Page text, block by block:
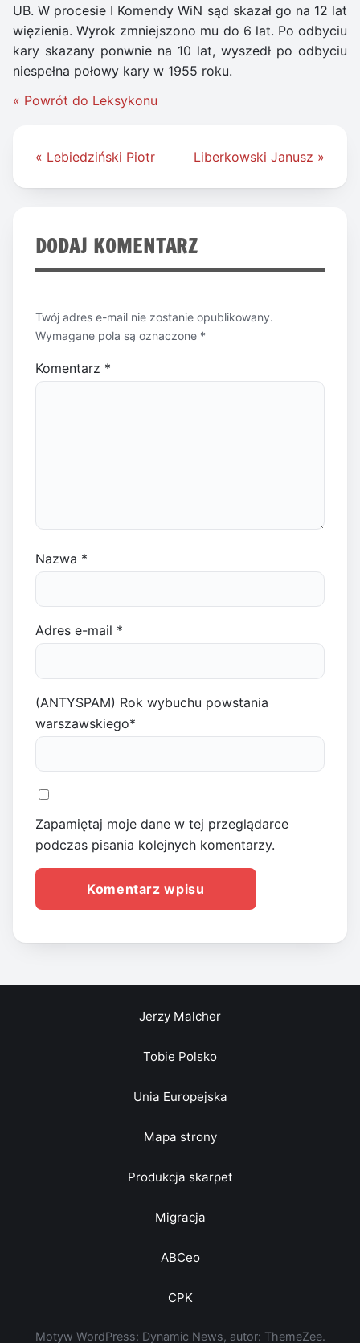
UB. W procesie I Komendy WiN sąd skazał go na 12 lat
więzienia. Wyrok zmniejszono mu do 6 lat. Po odbyciu
kary skazany ponwnie na 10 lat, wyszedł po odbyciu
niespełna połowy kary w 1955 roku.
« Powrót do Leksykonu
Nawigacja
« Lebiedziński Piotr Liberkowski Janusz »
DODAJ KOMENTARZ
Twój adres e-mail nie zostanie opublikowany.
Wymagane pola są oznaczone *
Komentarz *
Nazwa *
Adres e-mail *
(ANTYSPAM) Rok wybuchu powstania
warszawskiego*
Zapamiętaj moje dane w tej przeglądarce
podczas pisania kolejnych komentarzy.
Jerzy Malcher
Tobie Polsko
Unia Europejska
Mapa strony
Produkcja skarpet
Migracja
ABCeo
CPK
Motyw WordPress: Dynamic News, autor: ThemeZee.